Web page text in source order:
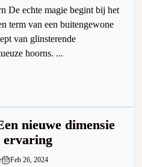
De echte magie begint bij het
term van een buitengewone
van glinsterende
hoorns. ...
nieuwe dimensie
ervaring
Feb 26, 2024